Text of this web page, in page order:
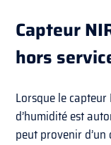
Capteur
hors
Lorsque le capteur
d’humidité est
peut provenir